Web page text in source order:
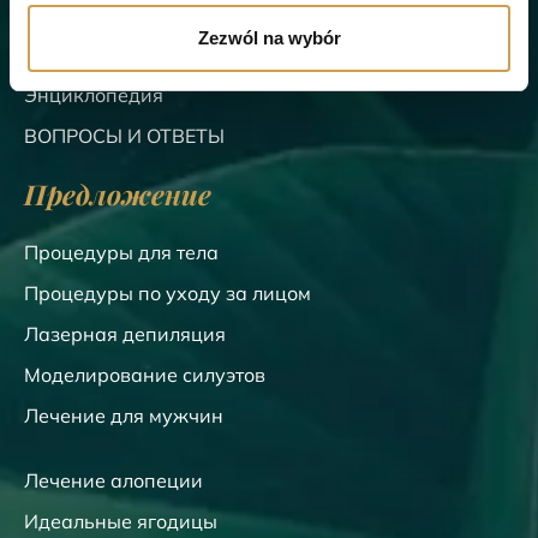
Zezwól na wybór
Прайс-лист
Энциклопедия
ВОПРОСЫ И ОТВЕТЫ
Предложение
Процедуры для тела
Процедуры по уходу за лицом
Лазерная депиляция
Моделирование силуэтов
Лечение для мужчин
Лечение алопеции
Идеальные ягодицы